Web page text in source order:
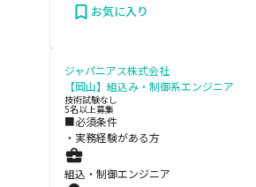
お気に入り
ジャパニアス株式会社
【岡山】組込み・制御系エンジニア
技術試験なし
5名以上募集
■必須条件
・実務経験がある方
組込・制御エンジニア